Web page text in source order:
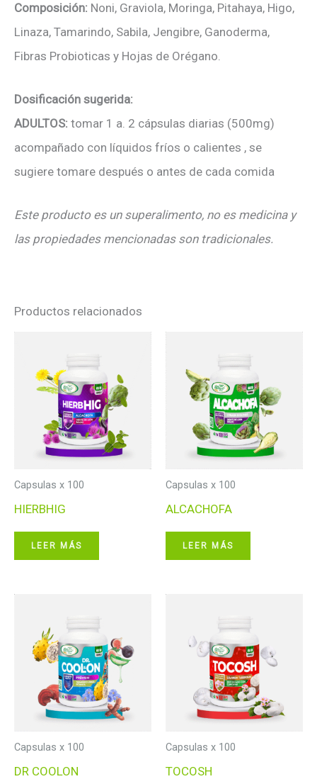
Composición: Noni, Graviola, Moringa, Pitahaya, Higo,
Linaza, Tamarindo, Sabila, Jengibre, Ganoderma,
Fibras Probioticas y Hojas de Orégano.
Dosificación sugerida:
ADULTOS: tomar 1 a. 2 cápsulas diarias (500mg)
acompañado con líquidos fríos o calientes , se
sugiere tomare después o antes de cada comida
Este producto es un superalimento, no es medicina y
las propiedades mencionadas son tradicionales.
Productos relacionados
Capsulas x 100
HIERBHIG
LEER MÁS
Capsulas x 100
ALCACHOFA
LEER MÁS
Capsulas x 100
DR COOLON
Capsulas x 100
TOCOSH